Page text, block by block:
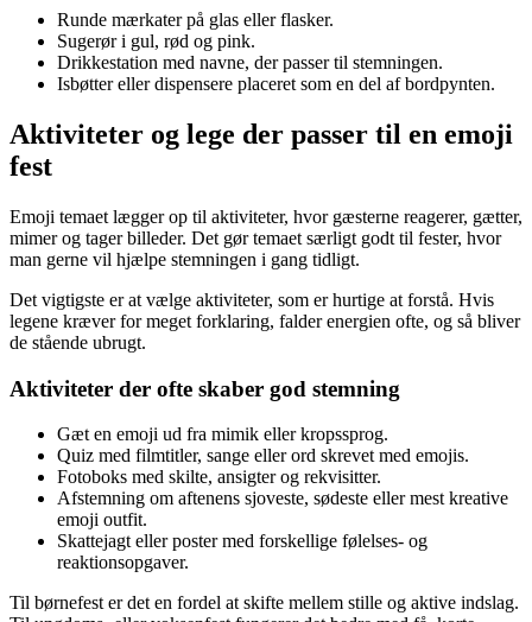
Runde mærkater på glas eller flasker.
Sugerør i gul, rød og pink.
Drikkestation med navne, der passer til stemningen.
Isbøtter eller dispensere placeret som en del af bordpynten.
Aktiviteter og lege der passer til en emoji
fest
Emoji temaet lægger op til aktiviteter, hvor gæsterne reagerer, gætter,
mimer og tager billeder. Det gør temaet særligt godt til fester, hvor
man gerne vil hjælpe stemningen i gang tidligt.
Det vigtigste er at vælge aktiviteter, som er hurtige at forstå. Hvis
legene kræver for meget forklaring, falder energien ofte, og så bliver
de stående ubrugt.
Aktiviteter der ofte skaber god stemning
Gæt en emoji ud fra mimik eller kropssprog.
Quiz med filmtitler, sange eller ord skrevet med emojis.
Fotoboks med skilte, ansigter og rekvisitter.
Afstemning om aftenens sjoveste, sødeste eller mest kreative
emoji outfit.
Skattejagt eller poster med forskellige følelses- og
reaktionsopgaver.
Til børnefest er det en fordel at skifte mellem stille og aktive indslag.